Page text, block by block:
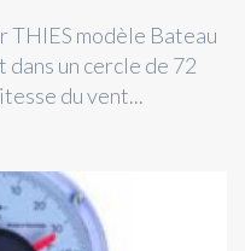
THIES modèle Bateau
un cercle de 72
du vent...